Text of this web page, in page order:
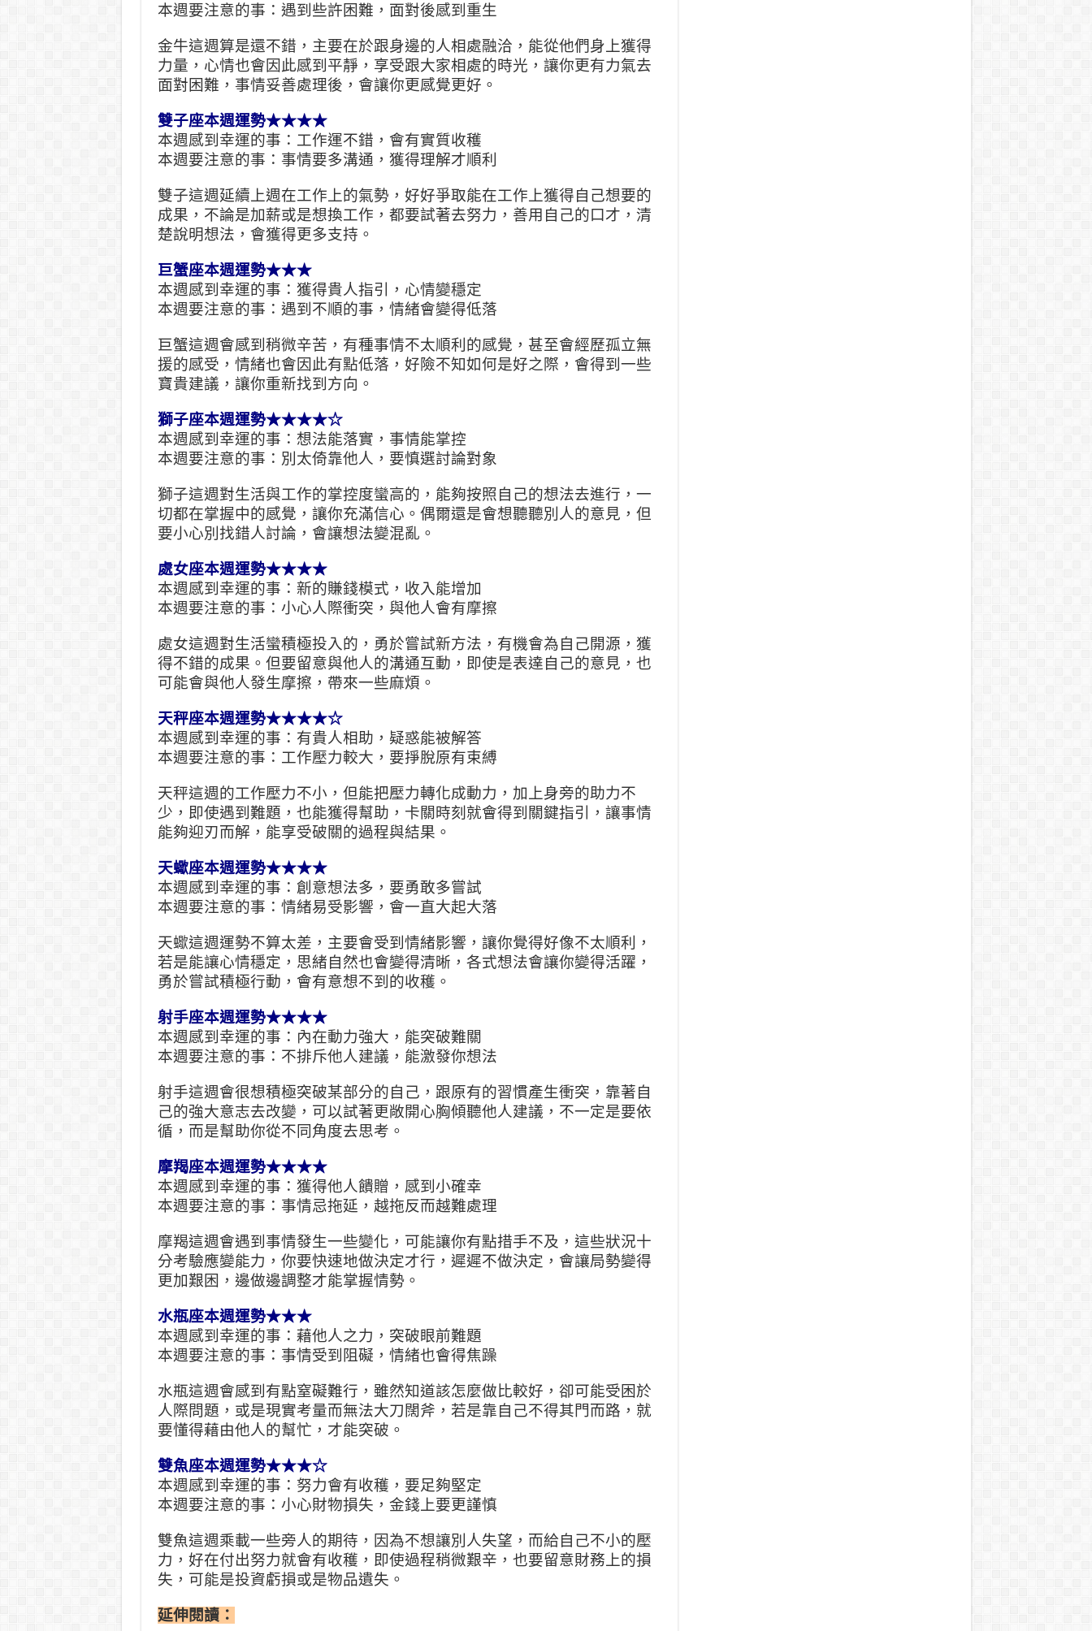
本週要注意的事：遇到些許困難，面對後感到重生
金牛這週算是還不錯，主要在於跟身邊的人相處融洽，能從他們身上獲得
力量，心情也會因此感到平靜，享受跟大家相處的時光，讓你更有力氣去
面對困難，事情妥善處理後，會讓你更感覺更好。
雙子座本週運勢★★★★
本週感到幸運的事：工作運不錯，會有實質收穫
本週要注意的事：事情要多溝通，獲得理解才順利
雙子這週延續上週在工作上的氣勢，好好爭取能在工作上獲得自己想要的
成果，不論是加薪或是想換工作，都要試著去努力，善用自己的口才，清
楚說明想法，會獲得更多支持。
巨蟹座本週運勢★★★
本週感到幸運的事：獲得貴人指引，心情變穩定
本週要注意的事：遇到不順的事，情緒會變得低落
巨蟹這週會感到稍微辛苦，有種事情不太順利的感覺，甚至會經歷孤立無
援的感受，情緒也會因此有點低落，好險不知如何是好之際，會得到一些
寶貴建議，讓你重新找到方向。
獅子座本週運勢★★★★☆
本週感到幸運的事：想法能落實，事情能掌控
本週要注意的事：別太倚靠他人，要慎選討論對象
獅子這週對生活與工作的掌控度蠻高的，能夠按照自己的想法去進行，一
切都在掌握中的感覺，讓你充滿信心。偶爾還是會想聽聽別人的意見，但
要小心別找錯人討論，會讓想法變混亂。
處女座本週運勢★★★★
本週感到幸運的事：新的賺錢模式，收入能增加
本週要注意的事：小心人際衝突，與他人會有摩擦
處女這週對生活蠻積極投入的，勇於嘗試新方法，有機會為自己開源，獲
得不錯的成果。但要留意與他人的溝通互動，即使是表達自己的意見，也
可能會與他人發生摩擦，帶來一些麻煩。
天秤座本週運勢★★★★☆
本週感到幸運的事：有貴人相助，疑惑能被解答
本週要注意的事：工作壓力較大，要掙脫原有束縛
天秤這週的工作壓力不小，但能把壓力轉化成動力，加上身旁的助力不
少，即使遇到難題，也能獲得幫助，卡關時刻就會得到關鍵指引，讓事情
能夠迎刃而解，能享受破關的過程與結果。
天蠍座本週運勢★★★★
本週感到幸運的事：創意想法多，要勇敢多嘗試
本週要注意的事：情緒易受影響，會一直大起大落
天蠍這週運勢不算太差，主要會受到情緒影響，讓你覺得好像不太順利，
若是能讓心情穩定，思緒自然也會變得清晰，各式想法會讓你變得活躍，
勇於嘗試積極行動，會有意想不到的收穫。
射手座本週運勢★★★★
本週感到幸運的事：內在動力強大，能突破難關
本週要注意的事：不排斥他人建議，能激發你想法
射手這週會很想積極突破某部分的自己，跟原有的習慣產生衝突，靠著自
己的強大意志去改變，可以試著更敞開心胸傾聽他人建議，不一定是要依
循，而是幫助你從不同角度去思考。
摩羯座本週運勢★★★★
本週感到幸運的事：獲得他人饋贈，感到小確幸
本週要注意的事：事情忌拖延，越拖反而越難處理
摩羯這週會遇到事情發生一些變化，可能讓你有點措手不及，這些狀況十
分考驗應變能力，你要快速地做決定才行，遲遲不做決定，會讓局勢變得
更加艱困，邊做邊調整才能掌握情勢。
水瓶座本週運勢★★★
本週感到幸運的事：藉他人之力，突破眼前難題
本週要注意的事：事情受到阻礙，情緒也會得焦躁
水瓶這週會感到有點窒礙難行，雖然知道該怎麼做比較好，卻可能受困於
人際問題，或是現實考量而無法大刀闊斧，若是靠自己不得其門而路，就
要懂得藉由他人的幫忙，才能突破。
雙魚座本週運勢★★★☆
本週感到幸運的事：努力會有收穫，要足夠堅定
本週要注意的事：小心財物損失，金錢上要更謹慎
雙魚這週乘載一些旁人的期待，因為不想讓別人失望，而給自己不小的壓
力，好在付出努力就會有收穫，即使過程稍微艱辛，也要留意財務上的損
失，可能是投資虧損或是物品遺失。
延伸閱讀：